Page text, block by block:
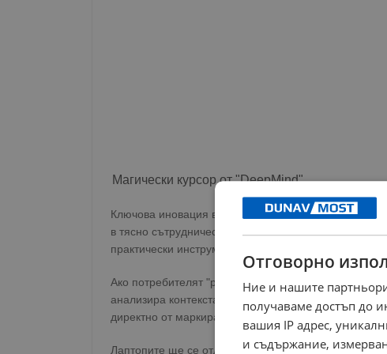
Магически курсор от "DeepMind"
Ключова иновация в представения хардуер е
в тясно сътрудничество с изследователския
практически инструмент.
Ако потребителят "разклати" курсора върху
анализира контекста. "Gemini" може самостоятелно
директно от маркиран текст в имейл, или да
Лаптопите ще се отличават визуално и чрез
Отговорно
Ние и нашите
получаваме достъп до
вашия IP адрес,
и съдържание,